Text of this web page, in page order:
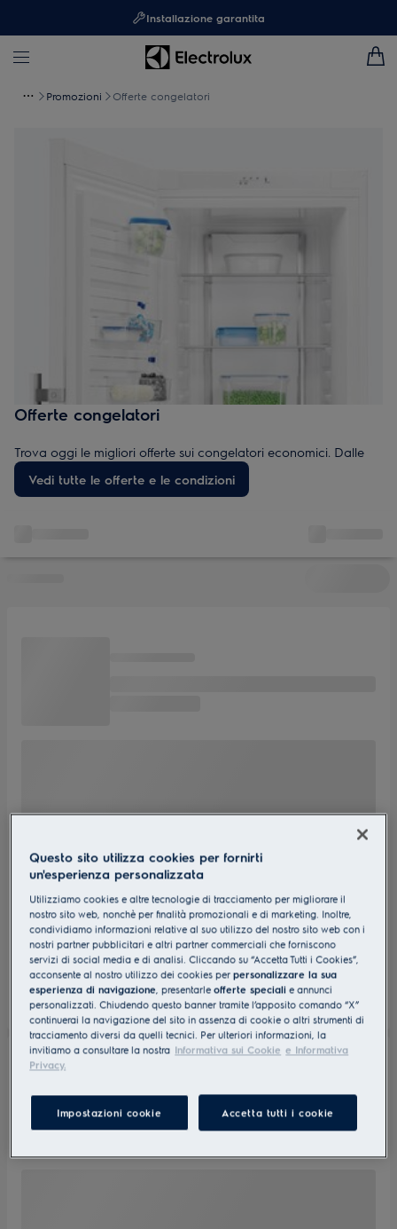
Installazione garantita
Promozioni Offerte congelatori
Offerte congelatori
Trova oggi le migliori offerte sui congelatori economici. Dalle
svendite di fine serie alle occasioni con il miglior rapporto
qualità-prezzo, scopri la nostra gamma conveniente adatta a
Vedi tutte le offerte e le condizioni
Questo sito utilizza cookies per fornirti
un'esperienza personalizzata
Utilizziamo cookies e altre tecnologie di tracciamento per migliorare il
nostro sito web, nonchè per finalità promozionali e di marketing. Inoltre,
condividiamo informazioni relative al suo utilizzo del nostro sito web con i
nostri partner pubblicitari e altri partner commerciali che forniscono
servizi di social media e di analisi. Cliccando su “Accetta Tutti i Cookies”,
acconsente al nostro utilizzo dei cookies perpersonalizzare la sua
esperienza di navigazione, presentarleofferte speciali e annunci
personalizzati. Chiudendo questo banner tramite l’apposito comando “X”
continuerai la navigazione del sito in assenza di cookie o altri strumenti di
tracciamento diversi da quelli tecnici. Per ulteriori informazioni, la
invitiamo a consultare la nostra Informativa sui Cookie e Informativa
Privacy.
Impostazioni cookie Accetta tutti i cookie